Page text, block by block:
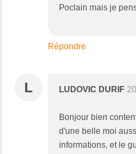
Poclain mais je
Répondre
L LUDOVIC DURIF
Bonjour bien
d'une belle moi
informations, et le